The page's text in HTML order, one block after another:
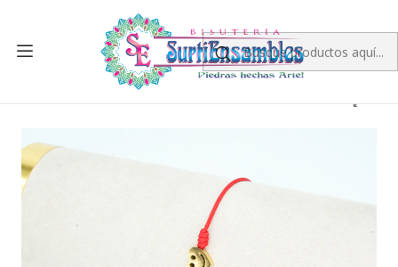
PRODUCTO TERMINADO
PULSERA DORADA ACERO CENTRO HILO 138